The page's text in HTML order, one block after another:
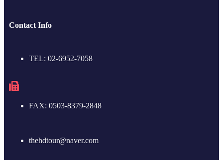
Contact Info
TEL: 02-6952-7058
FAX: 0503-8379-2848
thehdtour@naver.com